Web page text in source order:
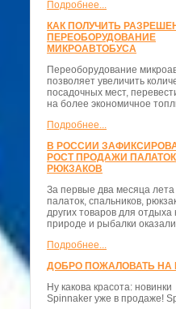
Подробнее...
КАК ПОЛУЧИТЬ
ПЕРЕОБОРУДОВАНИЕ
МИКРОАВТОБУСА
Переоборудование
позволяет увеличить
посадочных мест,
на более экономичное
Подробнее...
В РОССИИ
РОСТ ПРОДАЖИ ПАЛАТОК
РЮКЗАКОВ
За первые два месяца
палаток, спальников,
других товаров для отдыха
природе и рыбалки
Подробнее...
ДОБРО ПОЖАЛОВАТЬ НА
Ну какова красота: новинки
Spinnaker уже в продаже!